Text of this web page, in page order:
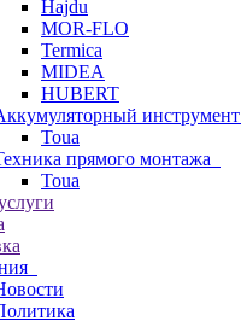
Hajdu
MOR-FLO
Termica
MIDEA
HUBERT
инструмент
Toua
прямого монтажа
Toua